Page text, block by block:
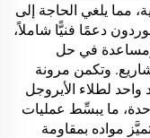
مما يلغي الحاجة إلى
دعمًا فنيًّا شاملاً،
ومساعدة في حل
وتكمن مرونة
لطلاء الأيروجل
ما يبسِّط عمليات
مواده بمقاومة